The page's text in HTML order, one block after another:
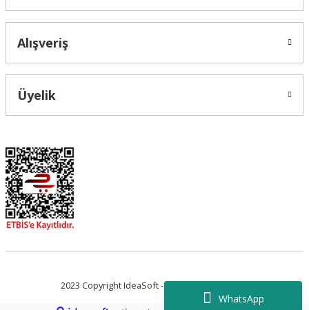
WhatsApp
Alışveriş
Üyelik
2023 Copyright IdeaSoft - Tüm Hakları Saklıdır.